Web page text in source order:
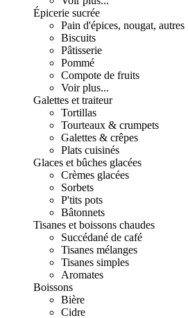
Épicerie sucrée
Pain d'épices, nougat, autres
Biscuits
Pâtisserie
Pommé
Compote de fruits
Voir plus...
Galettes et traiteur
Tortillas
Tourteaux & crumpets
Galettes & crêpes
Plats cuisinés
Glaces et bûches glacées
Crèmes glacées
Sorbets
P'tits pots
Bâtonnets
Tisanes et boissons chaudes
Succédané de café
Tisanes mélanges
Tisanes simples
Aromates
Boissons
Bière
Cidre